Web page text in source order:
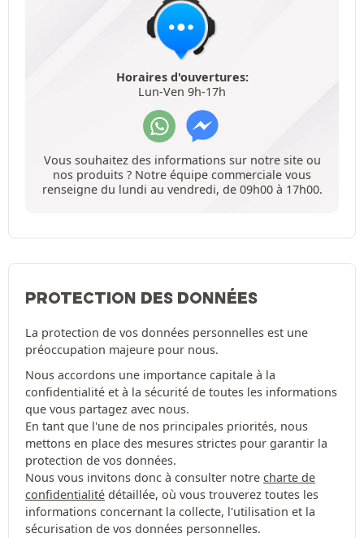
Horaires d'ouvertures:
Lun-Ven 9h-17h
Vous souhaitez des informations sur notre site ou
nos produits ? Notre équipe commerciale vous
renseigne du lundi au vendredi, de 09h00 à 17h00.
PROTECTION DES DONNÉES
La protection de vos données personnelles est une
préoccupation majeure pour nous.
Nous accordons une importance capitale à la
confidentialité et à la sécurité de toutes les informations
que vous partagez avec nous.
En tant que l'une de nos principales priorités, nous
mettons en place des mesures strictes pour garantir la
protection de vos données.
Nous vous invitons donc à consulter notre charte de
confidentialité détaillée, où vous trouverez toutes les
informations concernant la collecte, l'utilisation et la
sécurisation de vos données personnelles.